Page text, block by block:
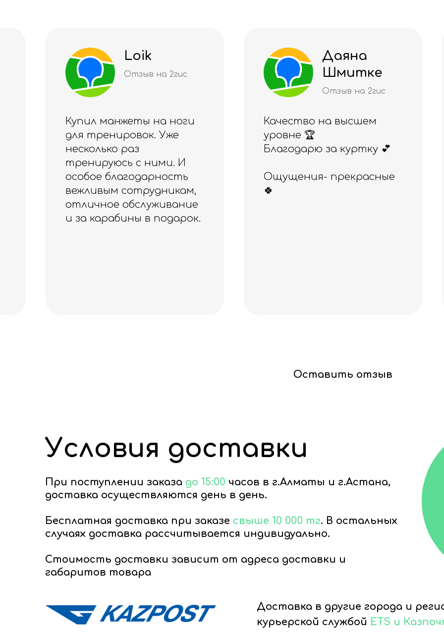
Шмитке
Качество на высшем
уровне 🏆
Благодарю за куртку 💕
Ощущения- прекрасные
🍀
ва
понравился и товар,
Приобретала ранее
Оставить отзыв
При поступлении заказа до 15:00 часов в г.Алматы и г.Астана,
доставка осуществляются день в день.
Бесплатная доставка при заказе свыше 10 000 тг. В остальных
случаях доставка рассчитывается индивидуально.
Стоимость доставки зависит от адреса доставки и
габаритов товара
Доставка в другие города и
курьерской службой ETS и
Условия доставки